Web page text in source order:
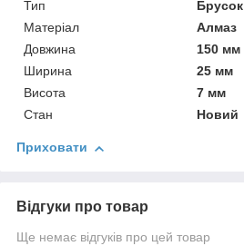
Тип
Брусок
Матеріал
Алмаз
Довжина
150 мм
Ширина
25 мм
Висота
7 мм
Стан
Новий
Приховати
Відгуки про товар
Ще немає відгуків про цей товар